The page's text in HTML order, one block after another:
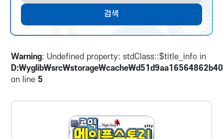
검색
Warning: Undefined property: stdClass::$title_info in
on line 5